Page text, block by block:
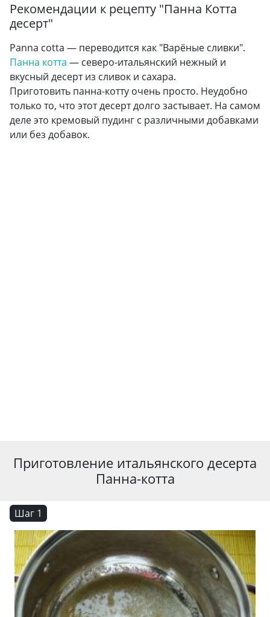
Рекомендации к рецепту "Панна Котта
десерт"
Panna cotta — переводится как "Варёные сливки".
Панна котта — северо-итальянский нежный и
вкусный десерт из сливок и сахара.
Приготовить панна-котту очень просто. Неудобно
только то, что этот десерт долго застывает. На самом
деле это кремовый пудинг с различными добавками
или без добавок.
Приготовление итальянского десерта
Панна-котта
Шаг 1